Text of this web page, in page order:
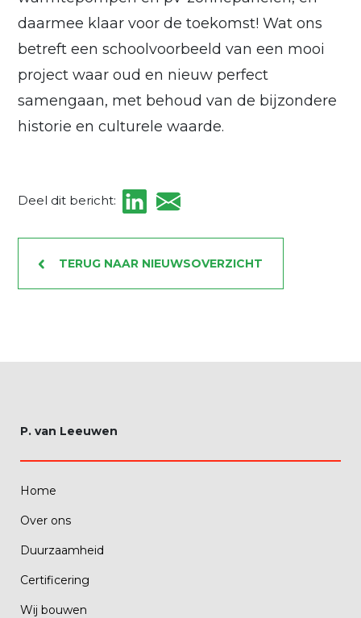
daarmee klaar voor de toekomst! Wat ons
betreft een schoolvoorbeeld van een mooi
project waar oud en nieuw perfect
samengaan, met behoud van de bijzondere
historie en culturele waarde.
Deel dit bericht:
TERUG NAAR NIEUWSOVERZICHT
P. van Leeuwen
Home
Over ons
Duurzaamheid
Certificering
Wij bouwen